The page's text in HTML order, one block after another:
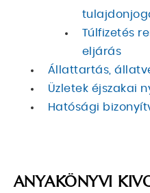
Túlfizetés
eljárás
Állattartás,
Üzletek éjszakai
Hatósági
ANYAKÖNYVI